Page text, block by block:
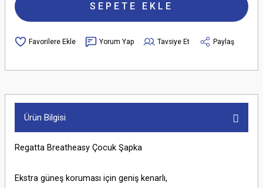
SEPETE EKLE
Yorum Yap Tavsiye Et Paylaş
Ürün Bilgisi
Regatta Breatheasy Çocuk Şapka
Ekstra güneş koruması için geniş kenarlı,